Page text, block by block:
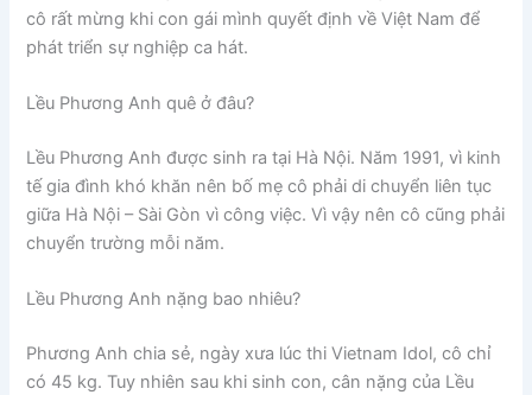
cô rất mừng khi con gái mình quyết định về Việt Nam để
phát triển sự nghiệp ca hát.
Lều Phương Anh quê ở đâu?
Lều Phương Anh được sinh ra tại Hà Nội. Năm 1991, vì kinh
tế gia đình khó khăn nên bố mẹ cô phải di chuyển liên tục
giữa Hà Nội – Sài Gòn vì công việc. Vì vậy nên cô cũng phải
chuyển trường mỗi năm.
Lều Phương Anh nặng bao nhiêu?
Phương Anh chia sẻ, ngày xưa lúc thi Vietnam Idol, cô chỉ
có 45 kg. Tuy nhiên sau khi sinh con, cân nặng của Lều